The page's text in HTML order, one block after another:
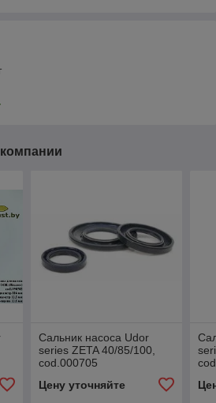
Сальник насоса Udor
series ZETA 40/85/100,
cod.000705
Цену уточняйте